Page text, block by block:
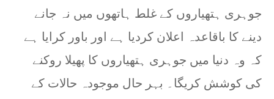
جوہری ہتھیاروں کے غلط ہاتھوں میں نہ جانے
دینے کا باقاعدہ اعلان کردیا ہے اور باور کرایا ہے
کہ وہ دنیا میں جوہری ہتھیاروں کا پھیلا روکنے
کی کوشش کریگا۔ بہر حال موجودہ حالات کے